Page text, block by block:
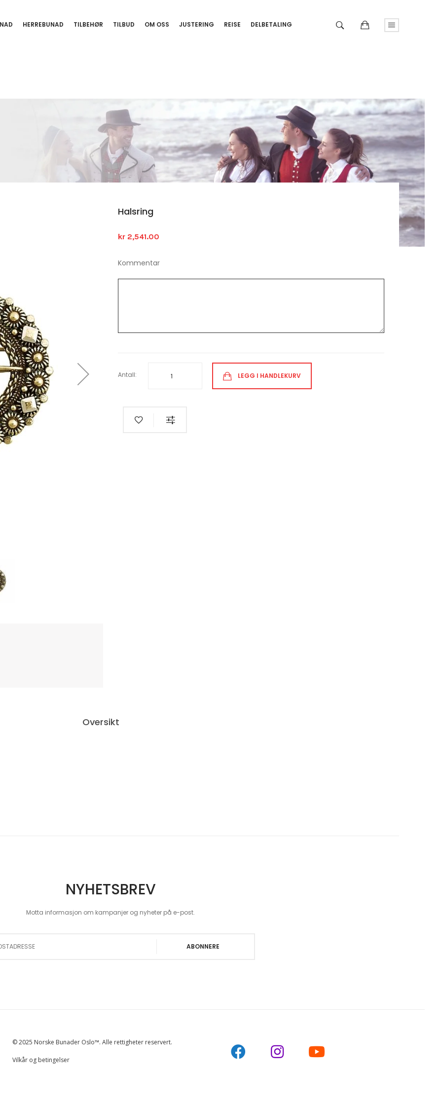
HERREBUNAD TILBEHØR TILBUD OM OSS JUSTERING REISE DELBETALING
Halsring
kr 2,541.00
Kommentar
Antall: LEGG I HANDLEKURV
Oversikt
NYHETSBREV
Motta informasjon om kampanjer og nyheter på e-post.
ABONNERE
© 2025 Norske Bunader Oslo™. Alle rettigheter reservert.
Vilkår og betingelser